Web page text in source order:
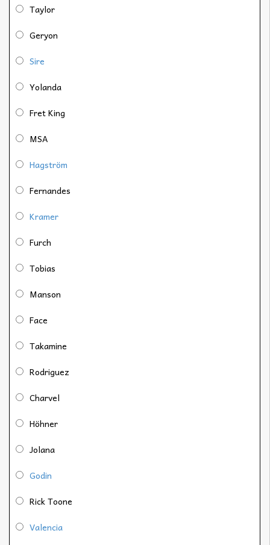
Taylor
Geryon
Sire
Yolanda
Fret King
MSA
Hagström
Fernandes
Kramer
Furch
Tobias
Manson
Face
Takamine
Rodriguez
Charvel
Höhner
Jolana
Godin
Rick Toone
Valencia